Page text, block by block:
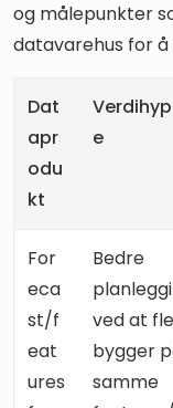
og målepunkter
datavarehus for
Dat
apr
odu
kt
e
For
eca
st/f
eat
ures
Bedre
ved at
bygger
samme